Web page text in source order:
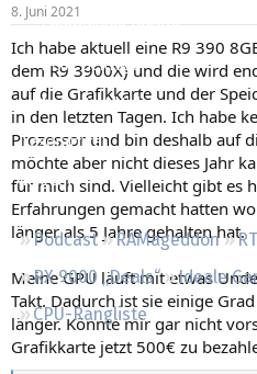
Empfohlene Inhalte
Neue Beiträge
Neueste Aktivitäten
Leserartikel
Regeln
Podcast RAMageddon
RX 9000 „Deals“
Ideale
CPU-Rangliste
m
8. Juni 2021
Ich habe aktuell eine R9 390
dem R9 3900X) und die wird
auf die Grafikkarte und der
in den letzten Tagen. Ich habe
Prozessor und bin deshalb auf
möchte aber nicht dieses Jahr
für mich sind. Vielleicht gibt es
Erfahrungen gemacht hatten
länger als 5 Jahre gehalten hat.
Meine GPU läuft mit etwas
Takt. Dadurch ist sie einige
länger. Könnte mir gar nicht
Grafikkarte jetzt 500€ zu